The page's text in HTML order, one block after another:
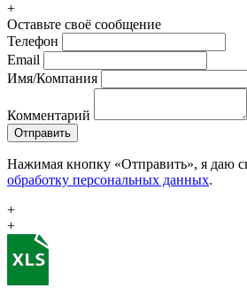
+
Оставьте своё сообщение
Телефон
Email
Имя/Компания
Комментарий
Отправить
Нажимая кнопку «Отправить», я даю
обработку персональных данных.
+
+